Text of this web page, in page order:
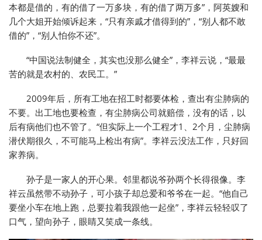
本都是借的，有的借了一万多块，有的借了两万多”，阿英嫂和
几个大姐开始倾诉起来，“只有亲戚才借得到的”，“别人都不敢
借的”，“别人怕你不还”。
“中国说法制健全，其实也没那么健全”，李祥云说，“最最
苦的就是农村的、农民工。”
2009年后，所有工地在招工时都要体检，查出有尘肺病的
不要。出工地也要检查，有尘肺病公司就赔偿，没有的话，以
后有病他们也不管了。“但实际上一个工程才1、2个月，尘肺病
潜伏期很久，不可能马上检出有病”。李祥云没法工作，只好回
家养病。
孙子是一家人的开心果。邻里都说爷孙两个长得很像。李
祥云虽然带不动孙子，可小孩子却总爱和爷爷在一起。“他自己
要坐小车在地上跑，总要拉着我跟他一起坐”，李祥云轻轻叹了
口气，望向孙子，眼睛又笑成一条线。